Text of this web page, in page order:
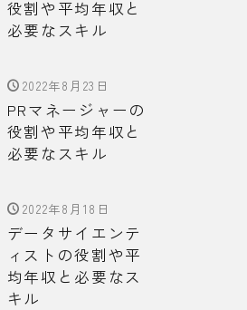
役割や平均年収と
必要なスキル
2022年8月23日
PRマネージャーの
役割や平均年収と
必要なスキル
2022年8月18日
データサイエンテ
ィストの役割や平
均年収と必要なス
キル